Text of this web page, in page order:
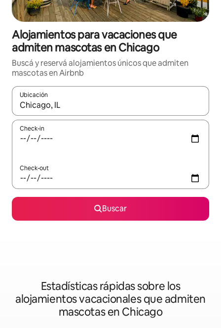
Alojamientos para vacaciones que
admiten mascotas en Chicago
Buscá y reservá alojamientos únicos que admiten
mascotas en Airbnb
Ubicación
Cuando los resultados estén disponibles, navegá con las
Check-in
Check-out
Buscar
Estadísticas rápidas sobre los
alojamientos vacacionales que admiten
mascotas en Chicago